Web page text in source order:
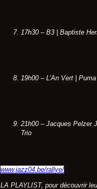
17h30 – B3 | Baptiste
19h00 – L’An Vert |
21h00 – Jacques Pelzer
Trio
www.jazz04.be/rallye/
LA PLAYLIST, pour découvrir